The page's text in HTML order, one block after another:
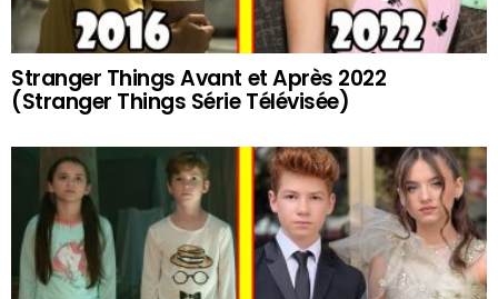
Stranger Things Avant et Après 2022
(Stranger Things Série Télévisée)